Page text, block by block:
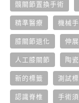
髖關節置換手術
精準醫療 機械
膝關節退化 伸
人工膝關節 陶瓷
新的標籤 測試
認識脊椎 手術